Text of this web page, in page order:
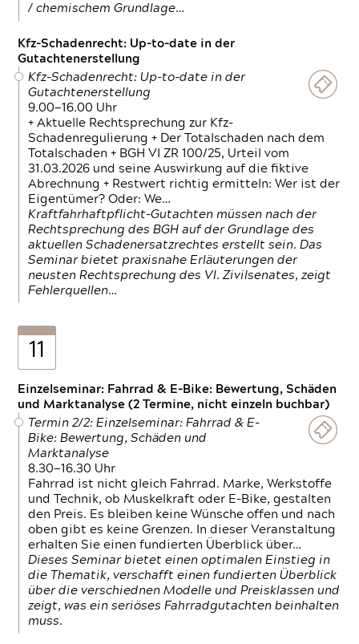
/ chemischem Grundlage…
Kfz-Schadenrecht: Up-to-date in der
Gutachtenerstellung
Kfz-Schadenrecht: Up-to-date in der
Gutachtenerstellung
9.00—16.00 Uhr
+ Aktuelle Rechtsprechung zur Kfz-
Schadenregulierung + Der Totalschaden nach dem
Totalschaden + BGH VI ZR 100/25, Urteil vom
31.03.2026 und seine Auswirkung auf die fiktive
Abrechnung + Restwert richtig ermitteln: Wer ist der
Eigentümer? Oder: We…
Kraftfahrhaftpflicht-Gutachten müssen nach der
Rechtsprechung des BGH auf der Grundlage des
aktuellen Schadenersatzrechtes erstellt sein. Das
Seminar bietet praxisnahe Erläuterungen der
neusten Rechtsprechung des VI. Zivilsenates, zeigt
Fehlerquellen…
11
Einzelseminar: Fahrrad & E-Bike: Bewertung, Schäden
und Marktanalyse (2 Termine, nicht einzeln buchbar)
Termin 2/2: Einzelseminar: Fahrrad & E-
Bike: Bewertung, Schäden und
Marktanalyse
8.30—16.30 Uhr
Fahrrad ist nicht gleich Fahrrad. Marke, Werkstoffe
und Technik, ob Muskelkraft oder E-Bike, gestalten
den Preis. Es bleiben keine Wünsche offen und nach
oben gibt es keine Grenzen. In dieser Veranstaltung
erhalten Sie einen fundierten Überblick über…
Dieses Seminar bietet einen optimalen Einstieg in
die Thematik, verschafft einen fundierten Überblick
über die verschiednen Modelle und Preisklassen und
zeigt, was ein seriöses Fahrradgutachten beinhalten
muss.